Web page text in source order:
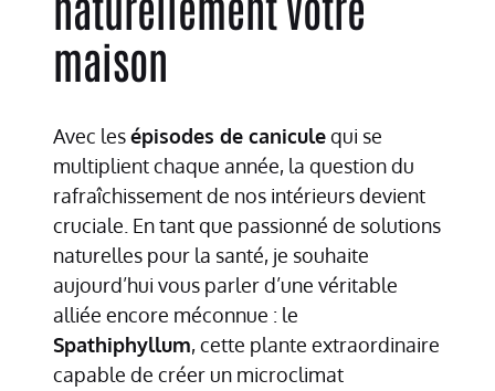
maison
Avec lesépisodes de caniculequi se
multiplient chaque année, la question du
rafraîchissement de nos intérieurs devient
cruciale. En tant que passionné de solutions
naturelles pour la santé, je souhaite
aujourd’hui vous parler d’une véritable
alliée encore méconnue : le
Spathiphyllum, cette plante extraordinaire
capable de créer un microclimat